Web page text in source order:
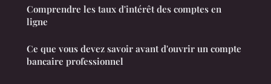
Comprendre les taux d'intérêt des comptes en
ligne
Ce que vous devez savoir avant d'ouvrir un compte
bancaire professionnel